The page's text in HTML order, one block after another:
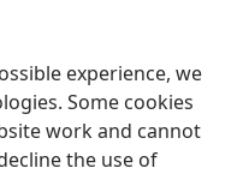
experience, we
Some cookies
work and cannot
the use of